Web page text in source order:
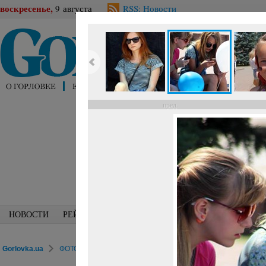
воскресенье, 9 августа RSS: Новости
НОВОСТИ РЕЙТИНГИ СПЕЦИАЛИСТЫ
Gorlovka.ua ФОТОРЕПОРТАЖИ
пред.